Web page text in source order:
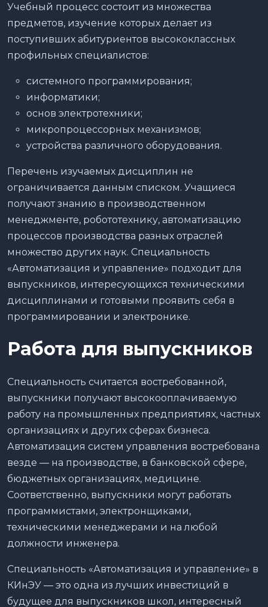
Учебный процесс состоит из множества
предметов, изучение которых делает из
поступивших абитуриентов высококлассных
профильных специалистов:
системного программирования;
информатики;
основ электротехники;
микропроцессорных механизмов;
устройства различного оборудования.
Перечень изучаемых дисциплин не
ограничивается данным списком. Учащиеся
получают знанию в производственном
менеджменте, робототехнику, автоматизацию
процессов производства разных отраслей
множество других наук. Специальность
«Автоматизация и управление» подходит для
выпускников, интересующихся техническими
дисциплинами и готовыми проявить себя в
программировании и электронике.
Работа для выпускников
Специальность считается востребованной,
выпускники получают высокооплачиваемую
работу на промышленных предприятиях, частных
организациях и других сферах бизнеса.
Автоматизация систем управления востребована
везде — на производстве, в банковской сфере,
бюджетных организациях, медицине.
Соответственно, выпускники могут работать
программистами, электронщиками,
техническими менеджерами и на любой
должности инженера.
Специальность «Автоматизация и управление» в
КИнЭУ — это одна из лучших инвестиций в
будущее для выпускников школ, интересный